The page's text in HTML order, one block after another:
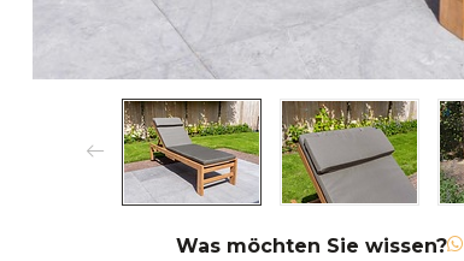
Was möchten Sie wissen?